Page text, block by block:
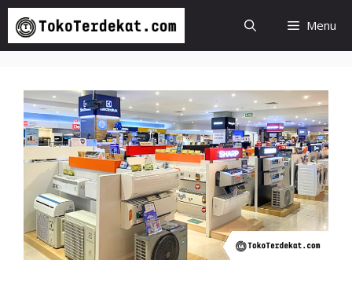
Langsung
isi
Menu